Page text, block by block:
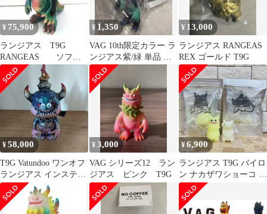
¥ 75,900
ランジアス T9G
RANGEAS ソフ
ビ フィギュア
¥ 1,350
VAG 10th限定カラー ラ
ンジアス紫/緑 単品 内
袋未開封品
¥ 13,000
ランジアス RANGEAS
REX ゴールド T9G
¥58,000
T9G Vatundoo ワンオフ
ランジアス インスティ
ンクトイ
¥3,000
VAG シリーズ12 ラン
ジアス ピンク T9G
¥6,900
ランジアス T9G バイロ
ン ナカザワショーコ ミ
ニ ソフビ フィギュア
怪獣 黄色 イエロー 白
ホワイト 山椒魚 蓄光